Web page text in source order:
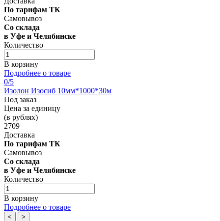
По тарифам ТК
Самовывоз
Со склада
в Уфе и Челябинске
Количество
В корзину
Подробнее о товаре
0/5
Изолон Изосиб 10мм*1000*30м
Под заказ
Цена за единицу
(в рублях)
2709
Доставка
По тарифам ТК
Самовывоз
Со склада
в Уфе и Челябинске
Количество
В корзину
Подробнее о товаре
< >